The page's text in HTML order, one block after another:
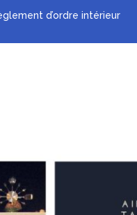
d’ordre intérieur